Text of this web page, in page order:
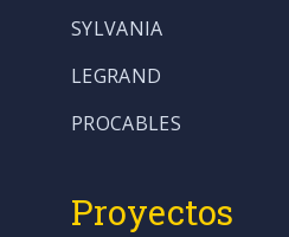
SYLVANIA
LEGRAND
PROCABLES
Proyectos